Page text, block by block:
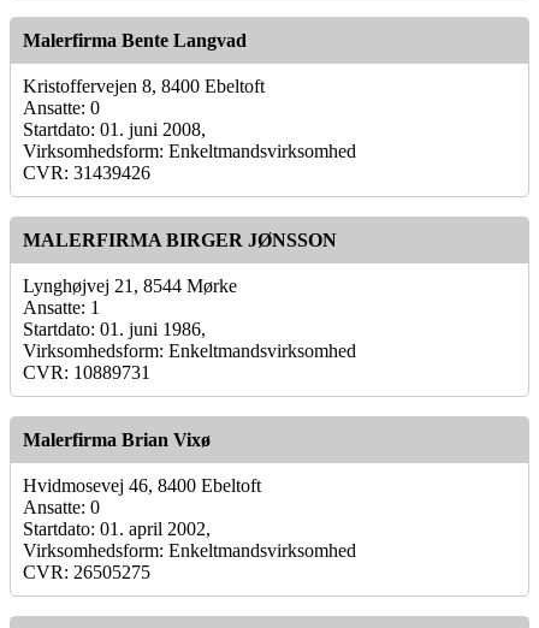
Malerfirma Bente Langvad
Kristoffervejen 8, 8400 Ebeltoft
Ansatte: 0
Startdato: 01. juni 2008,
Virksomhedsform: Enkeltmandsvirksomhed
CVR: 31439426
MALERFIRMA BIRGER JØNSSON
Lynghøjvej 21, 8544 Mørke
Ansatte: 1
Startdato: 01. juni 1986,
Virksomhedsform: Enkeltmandsvirksomhed
CVR: 10889731
Malerfirma Brian Vixø
Hvidmosevej 46, 8400 Ebeltoft
Ansatte: 0
Startdato: 01. april 2002,
Virksomhedsform: Enkeltmandsvirksomhed
CVR: 26505275